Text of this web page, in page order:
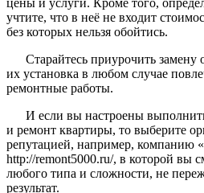
учтите, что в неё не входит
без которых нельзя обойтись.
Старайтесь приурочить замену
их установка в любом случае
ремонтные работы.
И если вы настроены
и ремонт квартиры, то выберите
репутацией, например,
http://remont5000.ru/, в которой вы
любого типа и сложности, не
результат.